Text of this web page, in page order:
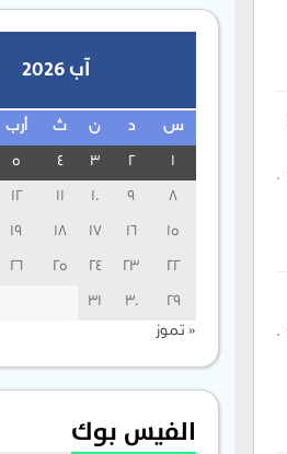
آب 2026
س د ن ث أرب
1
2
3
4
5
8
9
10
11
12
15
16
17
18
19
22
23
24
25
26
29
30
31
« تموز
الفيس بوك